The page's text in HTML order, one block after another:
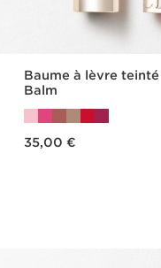
Baume à lèvre
Balm
35,00 €